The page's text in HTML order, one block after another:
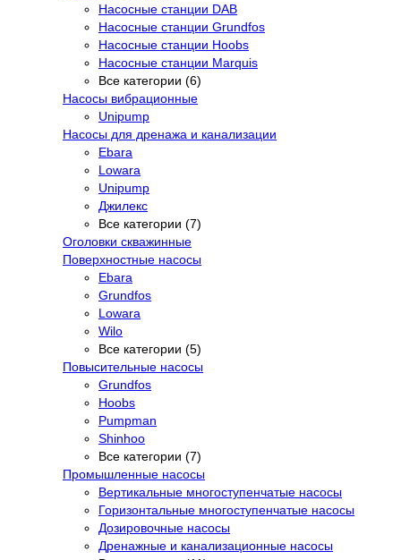
Насосные станции DAB
Насосные станции Grundfos
Насосные станции Hoobs
Насосные станции Marquis
Все категории (6)
Насосы вибрационные
Unipump
Насосы для дренажа и канализации
Ebara
Lowara
Unipump
Джилекс
Все категории (7)
Оголовки скважинные
Поверхностные насосы
Ebara
Grundfos
Lowara
Wilo
Все категории (5)
Повысительные насосы
Grundfos
Hoobs
Pumpman
Shinhoo
Все категории (7)
Промышленные насосы
Вертикальные многоступенчатые насосы
Горизонтальные многоступенчатые насосы
Дозировочные насосы
Дренажные и канализационные насосы